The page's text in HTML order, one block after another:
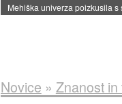
Evropska vesoljska agencija
Novice » Znanost